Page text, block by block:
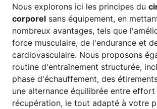
Nous explorons ici les principes du
corporel sans équipement, en
nombreux avantages, tels que
force musculaire, de l'endurance et
cardiovasculaire. Nous proposons
routine d'entraînement structurée,
phase d'échauffement, des
une alternance équilibrée entre effort
récupération, le tout adapté à votre